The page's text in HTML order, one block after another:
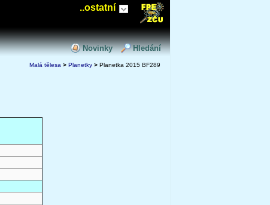
..ostatní
Novinky Hledání
Malá tělesa > Planetky > Planetka 2015 BF289